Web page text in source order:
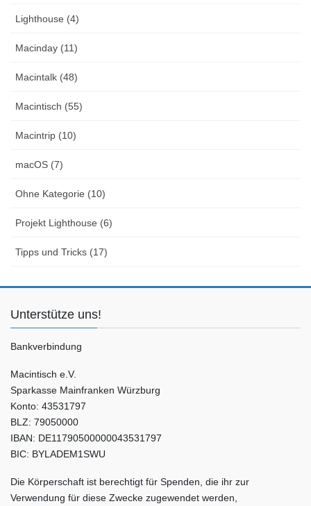
Lighthouse (4)
Macinday (11)
Macintalk (48)
Macintisch (55)
Macintrip (10)
macOS (7)
Ohne Kategorie (10)
Projekt Lighthouse (6)
Tipps und Tricks (17)
Unterstütze uns!
Bankverbindung
Macintisch e.V.
Sparkasse Mainfranken Würzburg
Konto: 43531797
BLZ: 79050000
IBAN: DE11790500000043531797
BIC: BYLADEM1SWU
Die Körperschaft ist berechtigt für Spenden, die ihr zur
Verwendung für diese Zwecke zugewendet werden,